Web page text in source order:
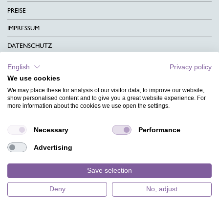
PREISE
IMPRESSUM
DATENSCHUTZ
KONTAKT
AGB
CHARITY
MAGAZIN
HILFE
English
Privacy policy
We use cookies
We may place these for analysis of our visitor data, to improve our website,
show personalised content and to give you a great website experience. For
more information about the cookies we use open the settings.
Necessary Performance
Advertising
Save selection
Deny No, adjust